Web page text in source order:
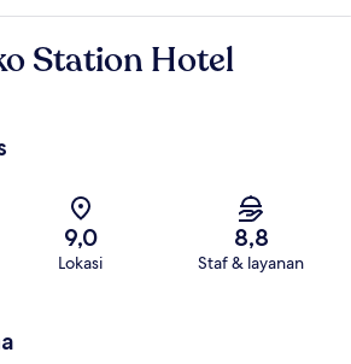
Station Hotel
9,0
Lokasi
8,8
Staf & layanan